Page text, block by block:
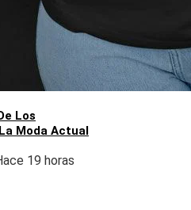
Los
Moda Actual
19 horas